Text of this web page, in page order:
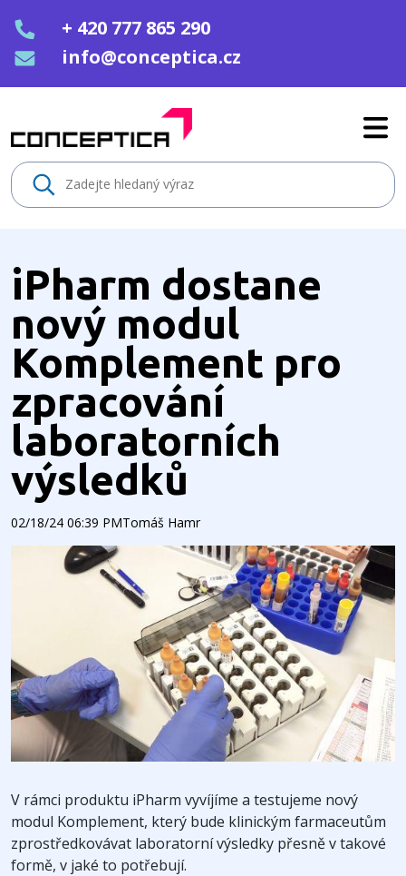
+ 420 777 865 290
info@conceptica.cz
iPharm dostane
nový modul
Komplement pro
zpracování
laboratorních
výsledků
02/18/24 06:39 PMTomáš Hamr
V rámci produktu iPharm vyvíjíme a testujeme nový
modul Komplement, který bude klinickým farmaceutům
zprostředkovávat laboratorní výsledky přesně v takové
formě, v jaké to potřebují.